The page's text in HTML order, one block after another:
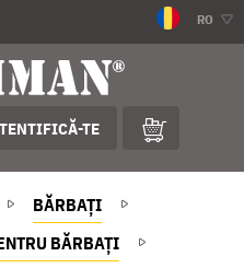
RO
TE
BĂRBAȚI
BĂRBAȚI